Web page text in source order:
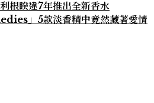
睽違7年推出全新香水
」5款淡香精中竟然藏著愛情